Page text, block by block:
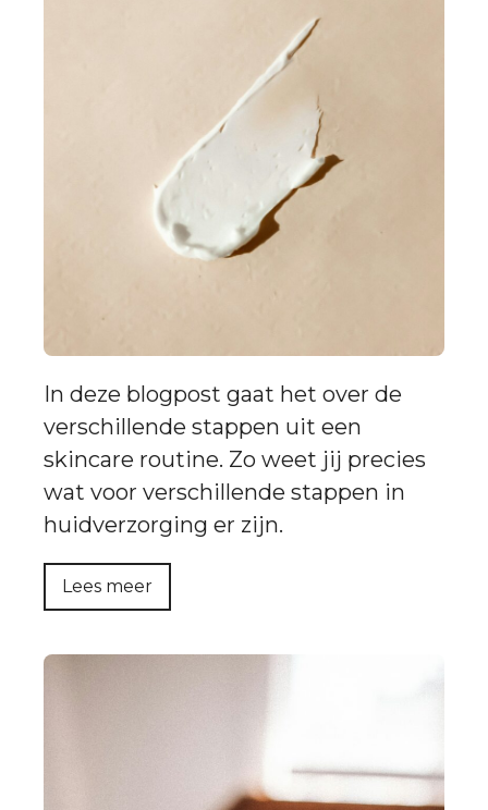
In deze blogpost gaat het over de
verschillende stappen uit een
skincare routine. Zo weet jij precies
wat voor verschillende stappen in
huidverzorging er zijn.
Lees meer